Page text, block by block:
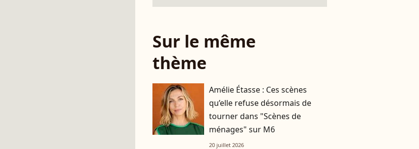
Sur le même
thème
Amélie Étasse : Ces scènes
qu’elle refuse désormais de
tourner dans "Scènes de
ménages" sur M6
20 juillet 2026